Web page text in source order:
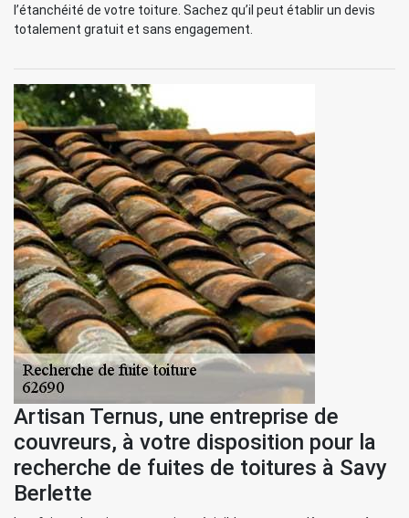
l’étanchéité de votre toiture. Sachez qu’il peut établir un devis
totalement gratuit et sans engagement.
Artisan Ternus, une entreprise de
couvreurs, à votre disposition pour la
recherche de fuites de toitures à Savy
Berlette